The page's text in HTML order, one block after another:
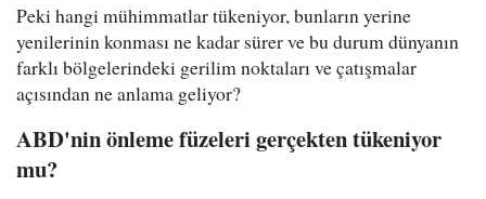
Peki hangi mühimmatlar tükeniyor, bunların yerine
yenilerinin konması ne kadar sürer ve bu durum dünyanın
farklı bölgelerindeki gerilim noktaları ve çatışmalar
açısından ne anlama geliyor?
ABD'nin önleme füzeleri gerçekten tükeniyor
mu?